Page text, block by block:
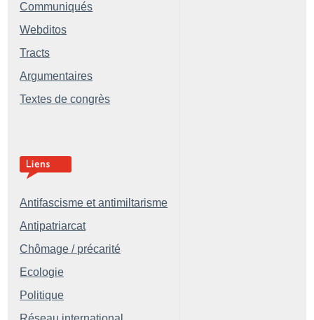
Communiqués
Webditos
Tracts
Argumentaires
Textes de congrès
Antifascisme et antimiltarisme
Antipatriarcat
Chômage / précarité
Ecologie
Politique